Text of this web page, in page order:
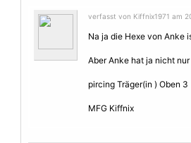
verfasst von Kiffnix1971 am
Na ja die Hexe von Anke
Aber Anke hat ja nicht
pircing Träger(in ) Oben
MFG Kiffnix